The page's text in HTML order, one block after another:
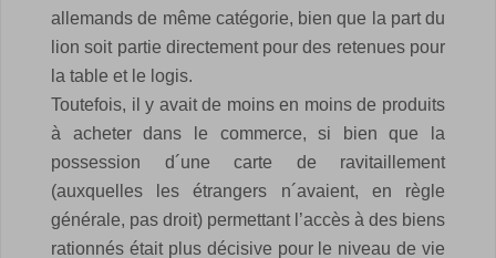
allemands de même catégorie, bien que la part du
lion soit partie directement pour des retenues pour
la table et le logis.
Toutefois, il y avait de moins en moins de produits
à acheter dans le commerce, si bien que la
possession d´une carte de ravitaillement
(auxquelles les étrangers n´avaient, en règle
générale, pas droit) permettant l’accès à des biens
rationnés était plus décisive pour le niveau de vie